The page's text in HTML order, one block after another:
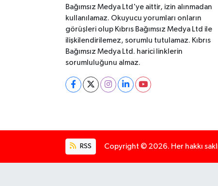
Bağımsız Medya Ltd'ye aittir, izin alınmadan
kullanılamaz. Okuyucu yorumları onların
görüşleri olup Kıbrıs Bağımsız Medya Ltd ile
ilişkilendirilemez, sorumlu tutulamaz. Kıbrıs
Bağımsız Medya Ltd. harici linklerin
sorumluluğunu almaz.
RSS Copyright © 2026. Her hakkı